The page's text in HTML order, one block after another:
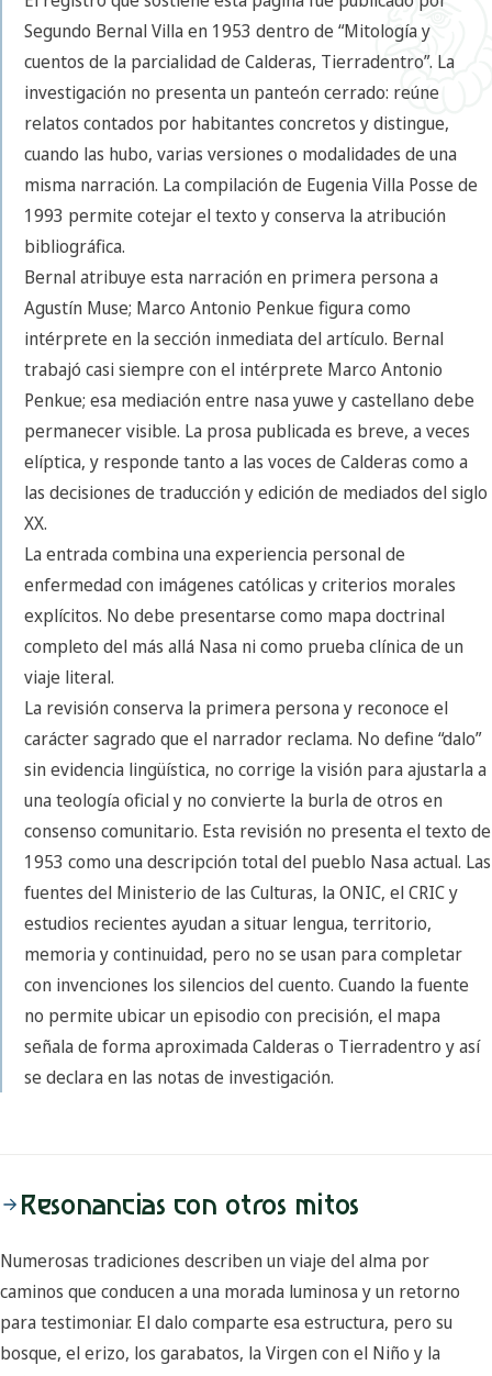
Segundo Bernal Villa en 1953 dentro de “Mitología y
cuentos de la parcialidad de Calderas, Tierradentro”. La
investigación no presenta un panteón cerrado: reúne
relatos contados por habitantes concretos y distingue,
cuando las hubo, varias versiones o modalidades de una
misma narración. La compilación de Eugenia Villa Posse de
1993 permite cotejar el texto y conserva la atribución
bibliográfica.
Bernal atribuye esta narración en primera persona a
Agustín Muse; Marco Antonio Penkue figura como
intérprete en la sección inmediata del artículo. Bernal
trabajó casi siempre con el intérprete Marco Antonio
Penkue; esa mediación entre nasa yuwe y castellano debe
permanecer visible. La prosa publicada es breve, a veces
elíptica, y responde tanto a las voces de Calderas como a
las decisiones de traducción y edición de mediados del siglo
XX.
La entrada combina una experiencia personal de
enfermedad con imágenes católicas y criterios morales
explícitos. No debe presentarse como mapa doctrinal
completo del más allá Nasa ni como prueba clínica de un
viaje literal.
La revisión conserva la primera persona y reconoce el
carácter sagrado que el narrador reclama. No define “dalo”
sin evidencia lingüística, no corrige la visión para ajustarla a
una teología oficial y no convierte la burla de otros en
consenso comunitario. Esta revisión no presenta el texto de
1953 como una descripción total del pueblo Nasa actual. Las
fuentes del Ministerio de las Culturas, la ONIC, el CRIC y
estudios recientes ayudan a situar lengua, territorio,
memoria y continuidad, pero no se usan para completar
con invenciones los silencios del cuento. Cuando la fuente
no permite ubicar un episodio con precisión, el mapa
señala de forma aproximada Calderas o Tierradentro y así
se declara en las notas de investigación.
Resonancias con otros mitos
Numerosas tradiciones describen un viaje del alma por
caminos que conducen a una morada luminosa y un retorno
para testimoniar. El dalo comparte esa estructura, pero su
bosque, el erizo, los garabatos, la Virgen con el Niño y la